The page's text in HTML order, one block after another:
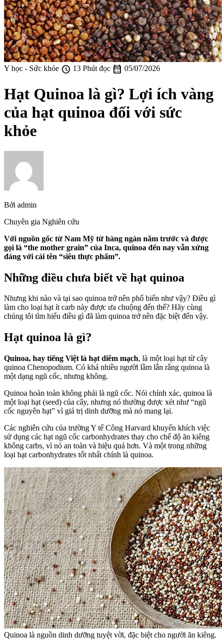
Y học - Sức khỏe schedule 13 Phút đọc calendar_month 05/07/2026
Hạt Quinoa là gì? Lợi ích vàng
của hạt quinoa đối với sức
khỏe
Bởi admin
Chuyên gia Nghiên cứu
Với nguồn gốc từ Nam Mỹ từ hàng ngàn năm trước và được
gọi là “the mother grain” của Inca, quinoa đến nay vẫn xứng
đáng với cái tên “siêu thực phẩm”.
Những điều chưa biết về hạt quinoa
Nhưng khi nào và tại sao quinoa trở nên phổ biến như vậy? Điều gì
làm cho loại hạt ít carb này được ưa chuộng đến thế? Hãy cùng
chúng tôi tìm hiểu điều gì đã làm quinoa trở nên đặc biệt đến vậy.
Hạt quinoa là gì?
Quinoa, hay tiếng Việt là hạt diêm mạch, là một loại hạt từ cây
quinoa Chenopodium. Có khá nhiều người lầm lẫn rằng quinoa là
một dạng ngũ cốc, nhưng không.
Quinoa hoàn toàn không phải là ngũ cốc. Nói chính xác, quinoa là
một loại hạt (seed) của cây, nhưng nó thường được xét như “ngũ
cốc nguyên hạt” vì giá trị dinh dưỡng mà nó mang lại.
Các nghiên cứu của trường Y tế Công Harvard khuyến khích việc
sử dụng các hạt ngũ cốc carbonhydrates thay cho chế độ ăn kiêng
không carbs, vì nó an toàn và hiệu quả hơn. Và một trong những
loại hạt carbonhydrates tốt nhất chính là quinoa.
Quinoa là nguồn dinh dưỡng tuyệt vời, đặc biệt cho người ăn kiêng.